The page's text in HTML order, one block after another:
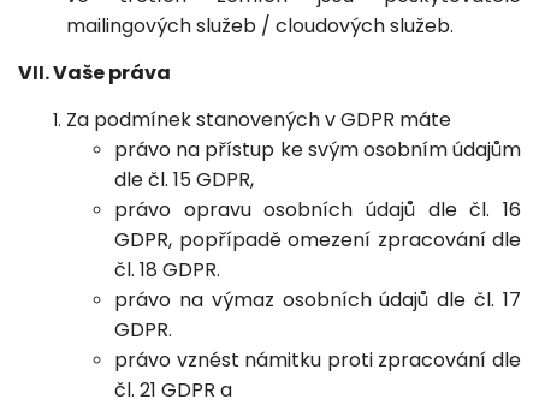
mailingových služeb / cloudových služeb.
VII. Vaše práva
Za podmínek stanovených v GDPR máte
právo na přístup ke svým osobním údajům
dle čl. 15 GDPR,
právo opravu osobních údajů dle čl. 16
GDPR, popřípadě omezení zpracování dle
čl. 18 GDPR.
právo na výmaz osobních údajů dle čl. 17
GDPR.
právo vznést námitku proti zpracování dle
čl. 21 GDPR a